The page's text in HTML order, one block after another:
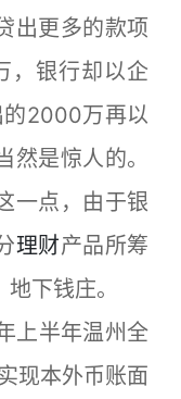
出更多的款项
银行却以企
2000万再以
是惊人的。
一点，由于银
理财产品所筹
下钱庄。
上半年温州全
现本外币账面